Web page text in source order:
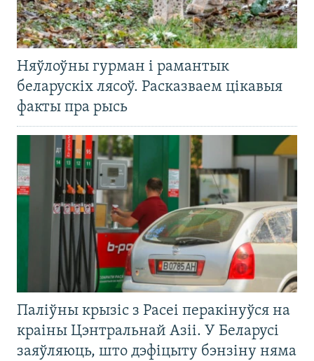
Няўлоўны гурман і рамантык
беларускіх лясоў. Расказваем цікавыя
факты пра рысь
Паліўны крызіс з Расеі перакінуўся на
краіны Цэнтральнай Азіі. У Беларусі
заяўляюць, што дэфіцыту бэнзіну няма